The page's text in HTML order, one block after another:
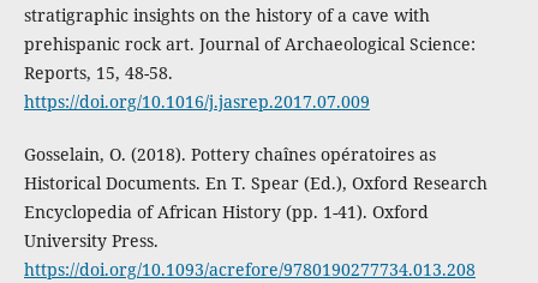
stratigraphic insights on the history of a cave with
prehispanic rock art. Journal of Archaeological Science:
Reports, 15, 48-58.
https://doi.org/10.1016/j.jasrep.2017.07.009
Gosselain, O. (2018). Pottery chaînes opératoires as
Historical Documents. En T. Spear (Ed.), Oxford Research
Encyclopedia of African History (pp. 1-41). Oxford
University Press.
https://doi.org/10.1093/acrefore/9780190277734.013.208